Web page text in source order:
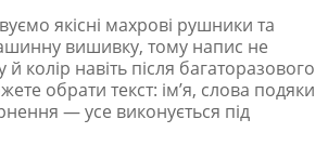
якісні махрові рушники та
вишивку, тому напис не
колір навіть після багаторазового
обрати текст: ім’я, слова подяки
— усе виконується під